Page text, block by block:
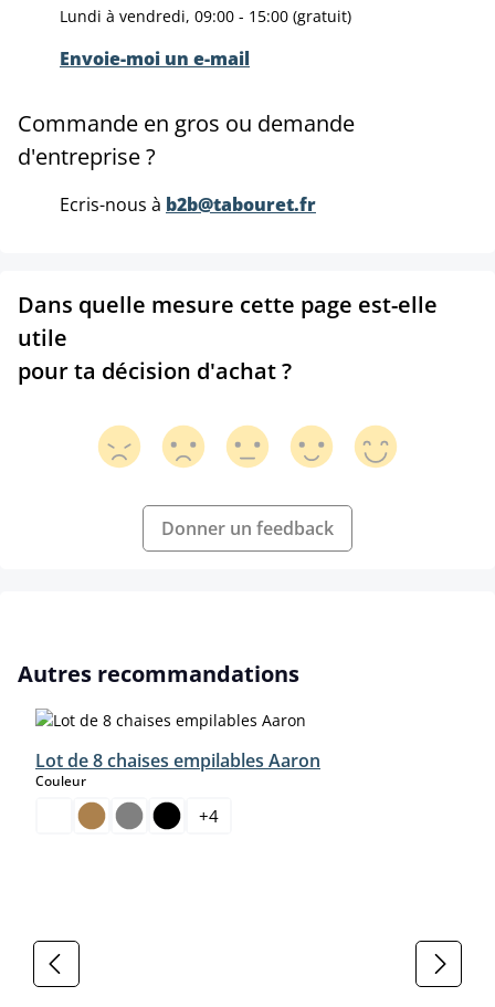
Lundi à vendredi, 09:00 - 15:00 (gratuit)
Envoie-moi un e-mail
Commande en gros ou demande
d'entreprise ?
Ecris-nous à b2b@tabouret.fr
Dans quelle mesure cette page est-elle
utile
pour ta décision d'achat ?
Donner un feedback
Ignorer la galerie de produits
Autres recommandations
Lot de 8 chaises empilables Aaron
Couleurselect
+4